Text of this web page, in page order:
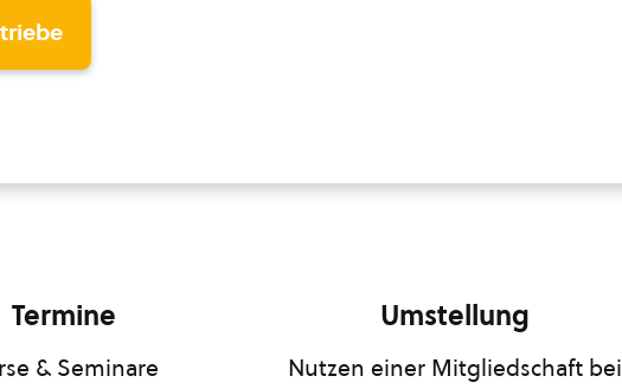
Termine
& Seminare
Umstellung
Nutzen einer Mitgliedschaft bei